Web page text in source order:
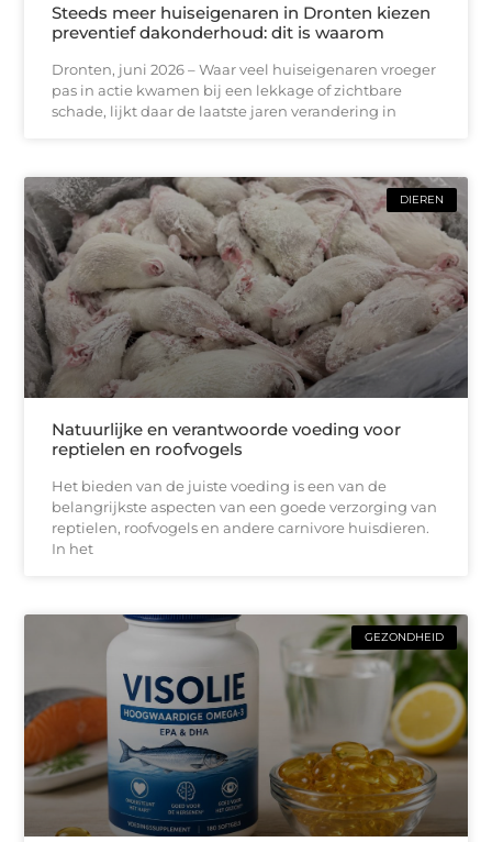
Steeds meer huiseigenaren in Dronten kiezen
preventief dakonderhoud: dit is waarom
Dronten, juni 2026 – Waar veel huiseigenaren vroeger
pas in actie kwamen bij een lekkage of zichtbare
schade, lijkt daar de laatste jaren verandering in
DIEREN
Natuurlijke en verantwoorde voeding voor
reptielen en roofvogels
Het bieden van de juiste voeding is een van de
belangrijkste aspecten van een goede verzorging van
reptielen, roofvogels en andere carnivore huisdieren.
In het
GEZONDHEID